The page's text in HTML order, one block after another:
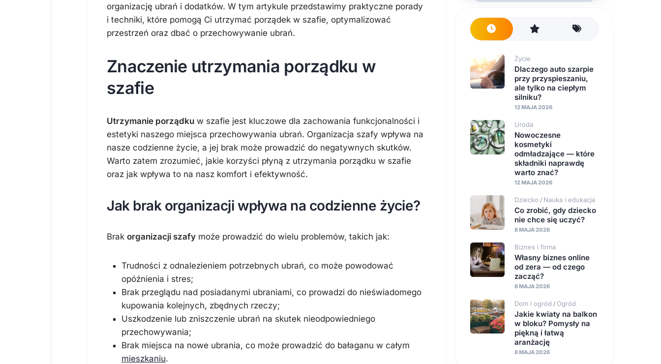
Kuchnia
życia
Zdrowie
organizację ubrań i dodatków. W tym artykule przedstawimy praktyczne porady
i techniki, które pomogą Ci utrzymać porządek w szafie, optymalizować
przestrzeń oraz dbać o przechowywanie ubrań.
Znaczenie utrzymania porządku w
szafie
Utrzymanie porządku w szafie jest kluczowe dla zachowania funkcjonalności i
estetyki naszego miejsca przechowywania ubrań. Organizacja szafy wpływa na
nasze codzienne życie, a jej brak może prowadzić do negatywnych skutków.
Warto zatem zrozumieć, jakie korzyści płyną z utrzymania porządku w szafie
oraz jak wpływa to na nasz komfort i efektywność.
Jak brak organizacji wpływa na codzienne życie?
Brak organizacji szafy może prowadzić do wielu problemów, takich jak:
Trudności z odnalezieniem potrzebnych ubrań, co może powodować
opóźnienia i stres;
Brak przeglądu nad posiadanymi ubraniami, co prowadzi do nieświadomego
kupowania kolejnych, zbędnych rzeczy;
Uszkodzenie lub zniszczenie ubrań na skutek nieodpowiedniego
przechowywania;
Brak miejsca na nowe ubrania, co może prowadzić do bałaganu w całym
mieszkaniu.
Życie
Dlaczego auto szarpie
przy przyspieszaniu,
ale tylko na ciepłym
silniku?
12 MAJA 2026
Uroda
Nowoczesne
kosmetyki
odmładzające — które
składniki naprawdę
warto znać?
12 MAJA 2026
Dziecko / Nauka i edukacja
Co zrobić, gdy dziecko
nie chce się uczyć?
8 MAJA 2026
Biznes i firma
Własny biznes online
od zera — od czego
zacząć?
8 MAJA 2026
Dom i ogród / Ogród
Jakie kwiaty na balkon
w bloku? Pomysły na
piękną i łatwą
aranżację
8 MAJA 2026